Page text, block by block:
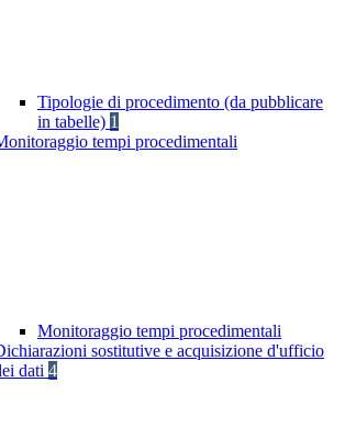
Tipologie di procedimento (da pubblicare
in tabelle) 1
tempi procedimentali
Monitoraggio tempi procedimentali
sostitutive e acquisizione d'ufficio
dati 4